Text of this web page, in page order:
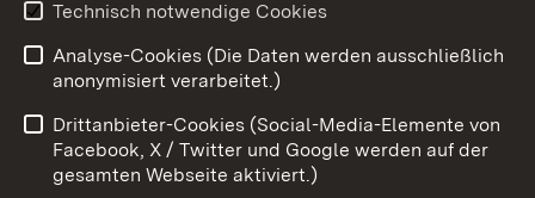
Impressum
Kontakt
Barrierefreiheit
Datenschutz
Cookies
Technisch notwendige Cookies
Analyse-Cookies (Die Daten werden ausschließlich
anonymisiert verarbeitet.)
Drittanbieter-Cookies (Social-Media-Elemente von
Facebook, X / Twitter und Google werden auf der
gesamten Webseite aktiviert.)